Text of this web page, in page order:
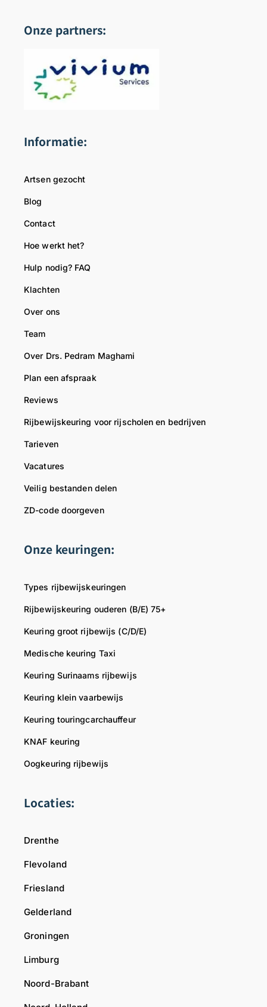
Onze partners:
Informatie:
Artsen gezocht
Blog
Contact
Hoe werkt het?
Hulp nodig? FAQ
Klachten
Over ons
Team
Over Drs. Pedram Maghami
Plan een afspraak
Reviews
Rijbewijskeuring voor rijscholen en bedrijven
Tarieven
Vacatures
Veilig bestanden delen
ZD-code doorgeven
Onze keuringen:
Types rijbewijskeuringen
Rijbewijskeuring ouderen (B/E) 75+
Keuring groot rijbewijs (C/D/E)
Medische keuring Taxi
Keuring Surinaams rijbewijs
Keuring klein vaarbewijs
Keuring touringcarchauffeur
KNAF keuring
Oogkeuring rijbewijs
Locaties:
Drenthe
Flevoland
Friesland
Gelderland
Groningen
Limburg
Noord-Brabant